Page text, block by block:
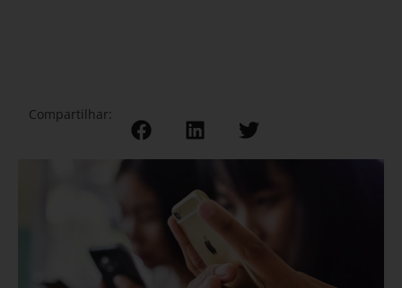
Compartilhar: